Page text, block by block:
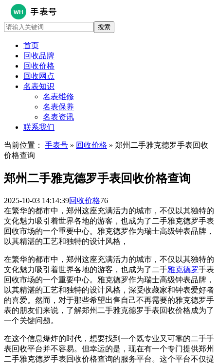
首页
回收品牌
回收价格
回收网点
名表知识
名表维修
名表保养
名表资讯
联系我们
当前位置： 手表号 » 回收价格 » 郑州二手雅克德罗手表回收
价格查询
郑州二手雅克德罗手表回收价格查询
2025-10-03 14:14:39回收价格76
在繁华的都市中，郑州这座充满活力的城市，不仅以其独特的
文化魅力吸引着世界各地的游客，也成为了二手雅克德罗手表
回收市场的一个重要中心。雅克德罗作为瑞士高级钟表品牌，
以其精湛的工艺和独特的设计风格，
在繁华的都市中，郑州这座充满活力的城市，不仅以其独特的
文化魅力吸引着世界各地的游客，也成为了二手雅克德罗手表
回收市场的一个重要中心。雅克德罗作为瑞士高级钟表品牌，
以其精湛的工艺和独特的设计风格，深受收藏家和钟表爱好者
的喜爱。然而，对于那些希望出售自己不再需要的雅克德罗手
表的朋友们来说，了解郑州二手雅克德罗手表回收价格成为了
一个关键问题。
在这个信息爆炸的时代，想要找到一个既专业又可靠的二手手
表回收平台并不容易。但幸运的是，现在有一个专门提供郑州
二手雅克德罗手表回收价格查询的服务平台。这个平台不仅提